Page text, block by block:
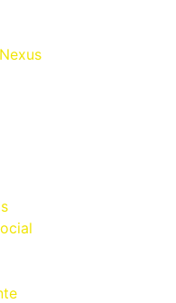
ferramentas